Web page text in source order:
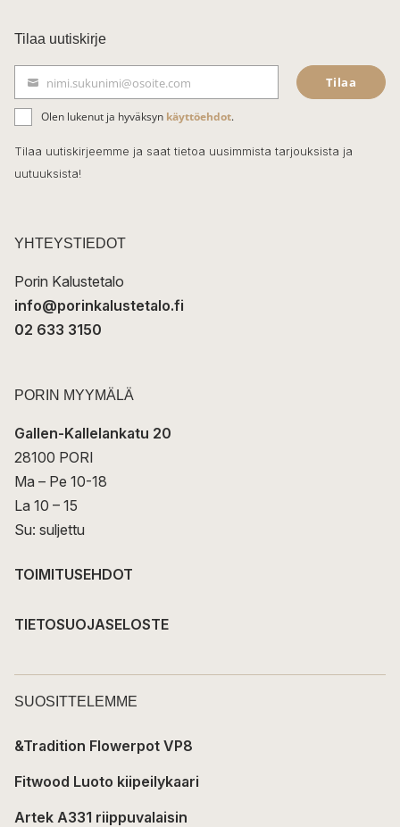
c
e
b
o
o
k
Tilaa uutiskirje
ä
h
k
t
nimi.sukunimi@osoite.com Tilaa
Olen lukenut ja hyväksyn käyttöehdot.
Tilaa uutiskirjeemme ja saat tietoa uusimmista tarjouksista ja
uutuuksista!
YHTEYSTIEDOT
Porin Kalustetalo
info@porinkalustetalo.fi
02 633 3150
PORIN MYYMÄLÄ
Gallen-Kallelankatu 20
28100 PORI
Ma – Pe 10-18
La 10 – 15
Su: suljettu
TOIMITUSEHDOT
TIETOSUOJASELOSTE
SUOSITTELEMME
&Tradition Flowerpot VP8
Fitwood Luoto kiipeilykaari
Artek A331 riippuvalaisin